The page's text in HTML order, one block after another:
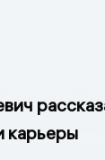
карьеры